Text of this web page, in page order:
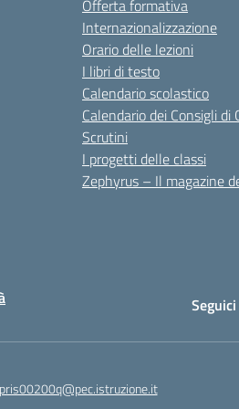
Offerta formativa
Internazionalizzazione
Orario delle lezioni
I libri di testo
Calendario scolastico
Calendario dei Consigli di
Scrutini
I progetti delle classi
Zephyrus – Il magazine
pris00200q@pec.istruzione.it